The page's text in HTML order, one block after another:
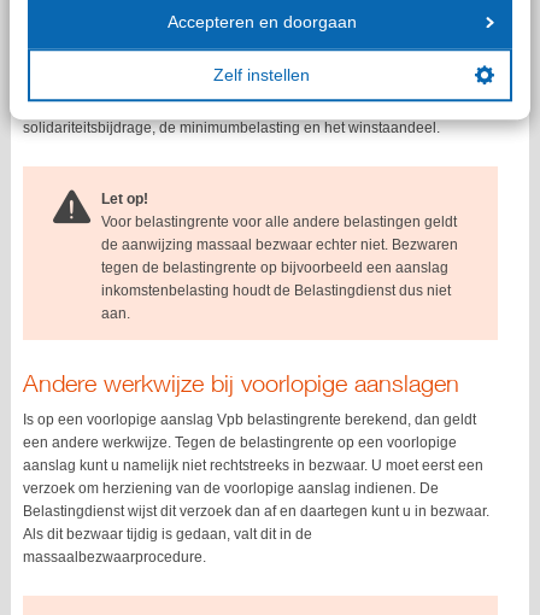
Accepteren en doorgaan
Zelf instellen
Belastingrente andere belastingen
De aanwijzing massaal bezwaar geldt ook voor bezwaren tegen in
rekening gebrachte belastingrente voor de bronbelasting, de
solidariteitsbijdrage, de minimumbelasting en het winstaandeel.
Let op!
Voor belastingrente voor alle andere belastingen geldt
de aanwijzing massaal bezwaar echter niet. Bezwaren
tegen de belastingrente op bijvoorbeeld een aanslag
inkomstenbelasting houdt de Belastingdienst dus niet
aan.
Andere werkwijze bij voorlopige aanslagen
Is op een voorlopige aanslag Vpb belastingrente berekend, dan geldt
een andere werkwijze. Tegen de belastingrente op een voorlopige
aanslag kunt u namelijk niet rechtstreeks in bezwaar. U moet eerst een
verzoek om herziening van de voorlopige aanslag indienen. De
Belastingdienst wijst dit verzoek dan af en daartegen kunt u in bezwaar.
Als dit bezwaar tijdig is gedaan, valt dit in de
massaalbezwaarprocedure.